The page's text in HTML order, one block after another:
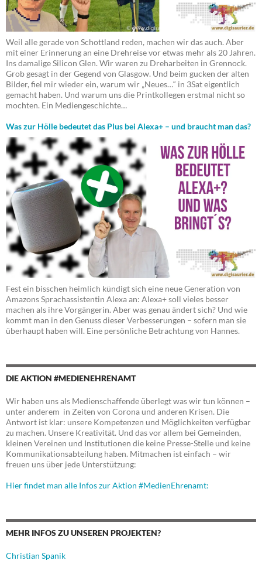
Weil alle gerade von Schottland reden, machen wir das auch. Aber
mit einer Erinnerung an eine Drehreise vor etwas mehr als 20 Jahren.
Ins damalige Silicon Glen. Wir waren zu Dreharbeiten in Grennock.
Grob gesagt in der Gegend von Glasgow. Und beim gucken der alten
Bilder, fiel mir wieder ein, warum wir „Neues…“ in 3Sat eigentlich
gemacht haben. Und warum uns die Printkollegen erstmal nicht so
mochten. Ein Mediengeschichte…
Was zur Hölle bedeutet das Plus bei Alexa+ – und braucht man das?
Fest ein bisschen heimlich kündigt sich eine neue Generation von
Amazons Sprachassistentin Alexa an: Alexa+ soll vieles besser
machen als ihre Vorgängerin. Aber was genau ändert sich? Und wie
kommt man in den Genuss dieser Verbesserungen – sofern man sie
überhaupt haben will. Eine persönliche Betrachtung von Hannes.
DIE AKTION #MEDIENEHRENAMT
Wir haben uns als Medienschaffende überlegt was wir tun können –
unter anderem in Zeiten von Corona und anderen Krisen. Die
Antwort ist klar: unsere Kompetenzen und Möglichkeiten verfügbar
zu machen. Unsere Kreativität. Und das vor allem bei Gemeinden,
kleinen Vereinen und Institutionen die keine Presse-Stelle und keine
Kommunikationsabteilung haben. Mitmachen ist einfach – wir
freuen uns über jede Unterstützung:
Hier findet man alle Infos zur Aktion #MedienEhrenamt:
MEHR INFOS ZU UNSEREN PROJEKTEN?
Christian Spanik